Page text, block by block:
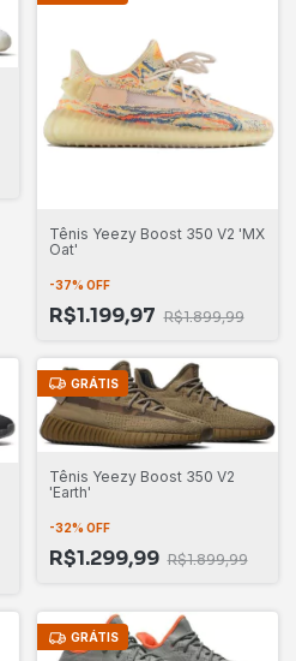
Tênis Yeezy Boost 350 V2 'MX
Oat'
-37% OFF
R$1.199,97 R$1.899,99
GRÁTIS
Tênis Yeezy Boost 350 V2
'Earth'
-32% OFF
R$1.299,99 R$1.899,99
GRÁTIS